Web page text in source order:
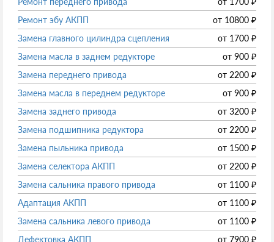
Ремонт эбу АКПП
от 10800 ₽
Замена главного цилиндра сцепления
от 1700 ₽
Замена масла в заднем редукторе
от 900 ₽
Замена переднего привода
от 2200 ₽
Замена масла в переднем редукторе
от 900 ₽
Замена заднего привода
от 3200 ₽
Замена подшипника редуктора
от 2200 ₽
Замена пыльника привода
от 1500 ₽
Замена селектора АКПП
от 2200 ₽
Замена сальника правого привода
от 1100 ₽
Адаптация АКПП
от 1100 ₽
Замена сальника левого привода
от 1100 ₽
Дефектовка АКПП
от 7900 ₽